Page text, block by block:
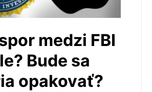
medzi FBI
Bude sa
opakovať?